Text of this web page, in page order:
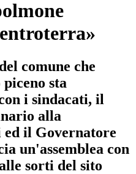
comune che
sta
i sindacati, il
alla
il Governatore
un'assemblea con
sorti del sito